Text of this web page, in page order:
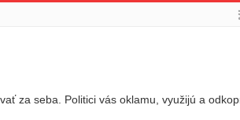
za seba. Politici vás oklamu, využijú a